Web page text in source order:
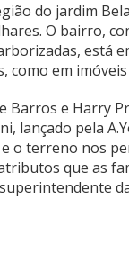
do jardim
O bairro,
está
como em
Barros e Harry
lançado pela
o terreno nos
que as